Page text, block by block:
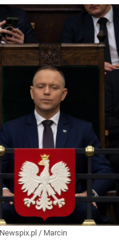
Newspix.pl / Marcin